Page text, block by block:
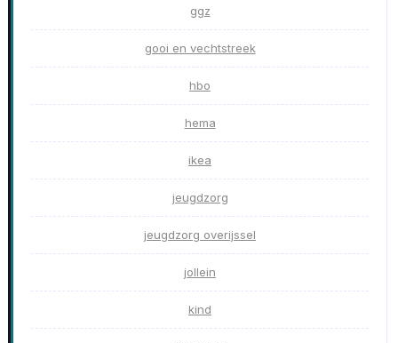
ggz
gooi en vechtstreek
hbo
hema
ikea
jeugdzorg
jeugdzorg overijssel
jollein
kind